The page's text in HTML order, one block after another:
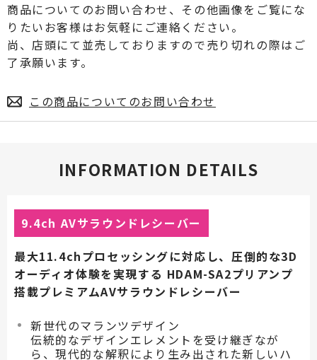
商品についてのお問い合わせ、その他画像をご覧にな
りたいお客様はお気軽にご連絡ください。
尚、店頭にて並売しておりますので売り切れの際はご
了承願います。
この商品についてのお問い合わせ
INFORMATION DETAILS
9.4ch AVサラウンドレシーバー
最大11.4chプロセッシングに対応し、圧倒的な3D
オーディオ体験を実現する HDAM-SA2プリアンプ
搭載プレミアムAVサラウンドレシーバー
新世代のマランツデザイン
伝統的なデザインエレメントを受け継ぎなが
ら、現代的な解釈により生み出された新しいハ